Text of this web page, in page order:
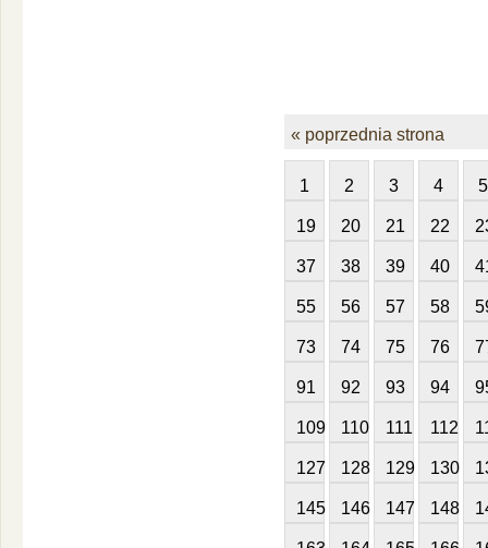
« poprzednia strona
1 2 3 4 5
19 20 21 22
37 38 39 40
55 56 57 58
73 74 75 76
91 92 93 94
109 110 111 112
127 128 129 130
145 146 147 148